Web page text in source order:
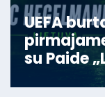
UEFA
su Paide